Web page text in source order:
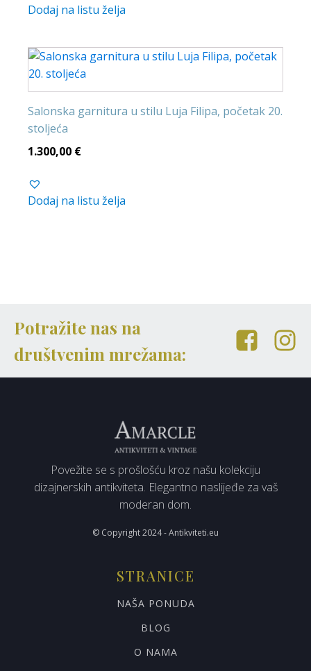
Dodaj na listu želja
Salonska garnitura u stilu Luja Filipa, početak 20.
stoljeća
1.300,00 €
Dodaj na listu želja
Potražite nas na
društvenim mrežama:
Povežite se s prošlošću kroz našu kolekciju
dizajnerskih antikviteta. Elegantno naslijeđe za vaš
moderan dom.
© Copyright 2024 - Antikviteti.eu
STRANICE
NAŠA PONUDA
BLOG
O NAMA